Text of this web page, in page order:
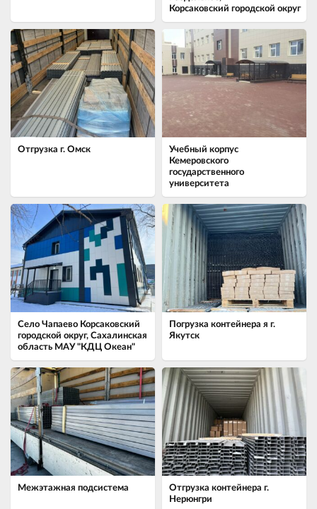
Корсаковский городской округ
Отгрузка г. Омск
Учебный корпус
Кемеровского
государственного
университета
Село Чапаево ​Корсаковский
городской округ, Сахалинская
область МАУ "КДЦ Океан"
Погрузка контейнера я г.
Якутск
Межэтажная подсистема
Отгрузка контейнера г.
Нерюнгри